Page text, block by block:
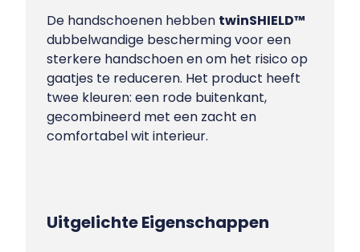
De handschoenen hebben twinSHIELD™
dubbelwandige bescherming voor een
sterkere handschoen en om het risico op
gaatjes te reduceren. Het product heeft
twee kleuren: een rode buitenkant,
gecombineerd met een zacht en
comfortabel wit interieur.
Uitgelichte Eigenschappen